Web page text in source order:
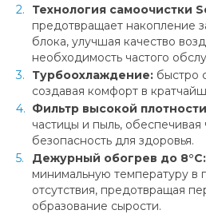
Технология самоочистки
предотвращает накопление
блока, улучшая качество
необходимость частого
Турбоохлаждение: быстро
создавая комфорт в
Фильтр высокой
частицы и пыль, обеспечивая
безопасность для здоровья.
Дежурный обогрев до 8°С:
минимальную температуру в
отсутствия, предотвращая
образование сырости.